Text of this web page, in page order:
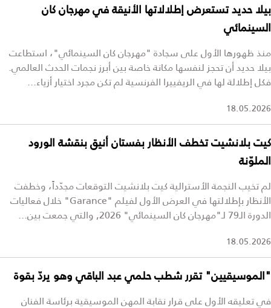
بيلا حديد تستعرض إطلالاتها الأنيقة في مهرجان كان
السينمائي
منذ ظهورها الأول على سجادة "مهرجان كان السينمائي"، استطاعت
بيلا حديد أن تحجز لنفسها مكانة خاصة بين أبرز نجمات الحدث العالمي.
فكل إطلالة لها في الريفييرا الفرنسية لم تكن مجرد اختيار أزياء...
18.05.2026
كيت بلانشيت تخطف الأنظار بفستان أنيق بنقشة الورود
الملوّنة
لم تخيب النجمة الأسترالية كيت بلانشيت التوقعات مجدّداً، وخطفت
الأنظار بإطلالتها في العرض الأول لفيلم "Garance" خلال فعاليات
الدورة الـ79 لـ"مهرجان كان السينمائي" 2026, والتي جمعت بين...
18.05.2026
"الموسيقيين" تقرر شطب حلمي عبد الباقي وهو يردّ بقوة
في تعليقه الأول على قرار نقابة المهن الموسيقية برئاسة الفنان